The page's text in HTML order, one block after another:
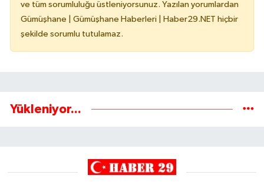
ve tüm sorumluluğu üstleniyorsunuz. Yazılan yorumlardan
Gümüşhane | Gümüşhane Haberleri | Haber29.NET hiçbir
şekilde sorumlu tutulamaz.
Yükleniyor...